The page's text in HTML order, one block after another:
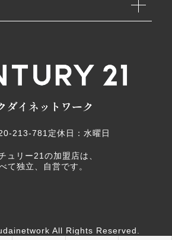
213-781定休日：水曜日
ュリー21の加盟店は、
て独立、自営です。
All Rights Reserved.